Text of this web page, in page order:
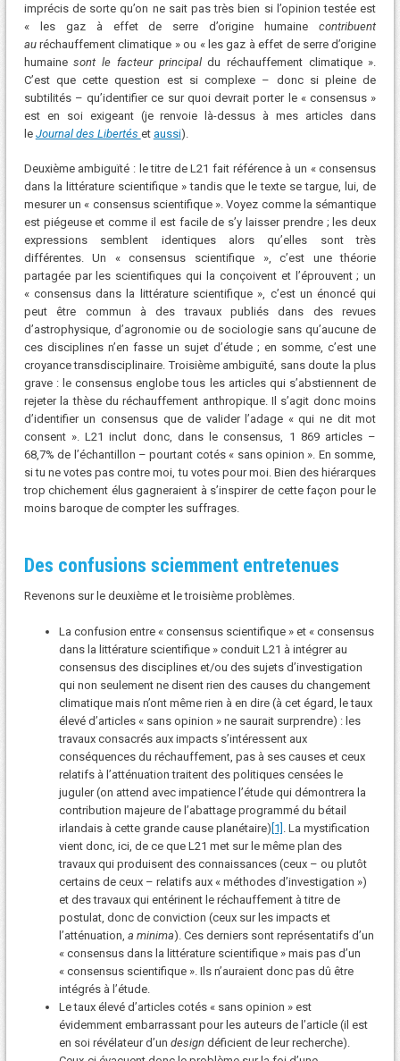
imprécis de sorte qu’on ne sait pas très bien si l’opinion testée est
« les gaz à effet de serre d’origine humainecontribuent
auréchauffement climatique » ou « les gaz à effet de serre d’origine
humainesont le facteur principaldu réchauffement climatique ».
C’est que cette question est si complexe – donc si pleine de
subtilités – qu’identifier ce sur quoi devrait porter le « consensus »
est en soi exigeant (je renvoie là-dessus à mes articles dans
le Journal des Libertés et aussi).
Deuxième ambiguïté : le titre de L21 fait référence à un « consensus
dans la littérature scientifique » tandis que le texte se targue, lui, de
mesurer un « consensus scientifique ». Voyez comme la sémantique
est piégeuse et comme il est facile de s’y laisser prendre ; les deux
expressions semblent identiques alors qu’elles sont très
différentes. Un « consensus scientifique », c’est une théorie
partagée par les scientifiques qui la conçoivent et l’éprouvent ; un
« consensus dans la littérature scientifique », c’est un énoncé qui
peut être commun à des travaux publiés dans des revues
d’astrophysique, d’agronomie ou de sociologie sans qu’aucune de
ces disciplines n’en fasse un sujet d’étude ; en somme, c’est une
croyance transdisciplinaire. Troisième ambiguïté, sans doute la plus
grave : le consensus englobe tous les articles qui s’abstiennent de
rejeter la thèse du réchauffement anthropique. Il s’agit donc moins
d’identifier un consensus que de valider l’adage « qui ne dit mot
consent ». L21 inclut donc, dans le consensus, 1 869 articles –
68,7% de l’échantillon – pourtant cotés « sans opinion ». En somme,
si tu ne votes pas contre moi, tu votes pour moi. Bien des hiérarques
trop chichement élus gagneraient à s’inspirer de cette façon pour le
moins baroque de compter les suffrages.
Des confusions sciemment entretenues
Revenons sur le deuxième et le troisième problèmes.
La confusion entre « consensus scientifique » et « consensus
dans la littérature scientifique » conduit L21 à intégrer au
consensus des disciplines et/ou des sujets d’investigation
qui non seulement ne disent rien des causes du changement
climatique mais n’ont même rien à en dire (à cet égard, le taux
élevé d’articles « sans opinion » ne saurait surprendre) : les
travaux consacrés aux impacts s’intéressent aux
conséquences du réchauffement, pas à ses causes et ceux
relatifs à l’atténuation traitent des politiques censées le
juguler (on attend avec impatience l’étude qui démontrera la
contribution majeure de l’abattage programmé du bétail
irlandais à cette grande cause planétaire) [1] . La mystification
vient donc, ici, de ce que L21 met sur le même plan des
travaux qui produisent des connaissances (ceux – ou plutôt
certains de ceux – relatifs aux « méthodes d’investigation »)
et des travaux qui entérinent le réchauffement à titre de
postulat, donc de conviction (ceux sur les impacts et
l’atténuation, a minima). Ces derniers sont représentatifs d’un
« consensus dans la littérature scientifique » mais pas d’un
« consensus scientifique ». Ils n’auraient donc pas dû être
intégrés à l’étude.
Le taux élevé d’articles cotés « sans opinion » est
évidemment embarrassant pour les auteurs de l’article (il est
en soi révélateur d’un designdéficient de leur recherche).